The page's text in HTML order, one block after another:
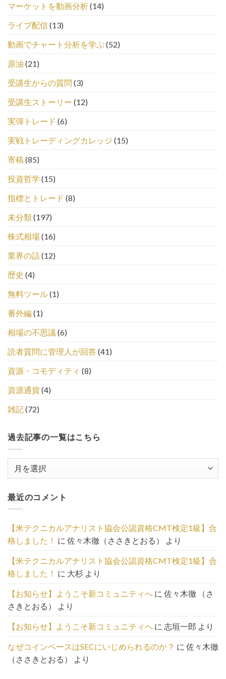
マーケットを動画分析(14)
ライブ配信(13)
動画でチャート分析を学ぶ (52)
原油 (21)
受講生からの質問 (3)
受講生ストーリー (12)
実弾トレード (6)
実戦トレーディングカレッジ (15)
寄稿(85)
投資哲学 (15)
指標とトレード (8)
未分類(197)
株式相場(16)
業界の話(12)
歴史 (4)
無料ツール(1)
番外編(1)
相場の不思議 (6)
読者質問に管理人が回答(41)
資源・コモディティ (8)
資源通貨(4)
雑記(72)
過去記事の一覧はこちら
事
の
覧
は
こ
ち
ら
最近のコメント
【米テクニカルアナリスト協会公認資格CMT検定1級】合
格しました！ に 佐々木徹（ささきとおる） より
【米テクニカルアナリスト協会公認資格CMT検定1級】合
格しました！ に 大杉 より
【お知らせ】ようこそ新コミュニティへ に 佐々木徹 （さ
さきとおる）
より
【お知らせ】ようこそ新コミュニティへ に 志垣一郎 より
なぜコインベースはSECにいじめられるのか？ に 佐々木徹
（ささきとおる）
より